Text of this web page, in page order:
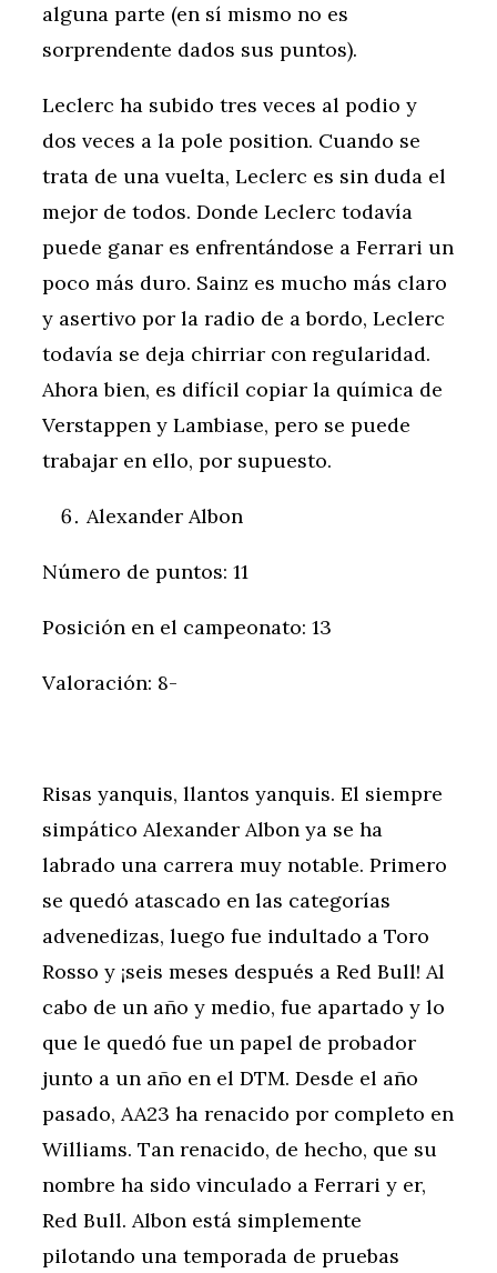
alguna parte (en sí mismo no es
sorprendente dados sus puntos).
Leclerc ha subido tres veces al podio y
dos veces a la pole position. Cuando se
trata de una vuelta, Leclerc es sin duda el
mejor de todos. Donde Leclerc todavía
puede ganar es enfrentándose a Ferrari un
poco más duro. Sainz es mucho más claro
y asertivo por la radio de a bordo, Leclerc
todavía se deja chirriar con regularidad.
Ahora bien, es difícil copiar la química de
Verstappen y Lambiase, pero se puede
trabajar en ello, por supuesto.
Alexander Albon
Número de puntos: 11
Posición en el campeonato: 13
Valoración: 8-
Risas yanquis, llantos yanquis. El siempre
simpático Alexander Albon ya se ha
labrado una carrera muy notable. Primero
se quedó atascado en las categorías
advenedizas, luego fue indultado a Toro
Rosso y ¡seis meses después a Red Bull! Al
cabo de un año y medio, fue apartado y lo
que le quedó fue un papel de probador
junto a un año en el DTM. Desde el año
pasado, AA23 ha renacido por completo en
Williams. Tan renacido, de hecho, que su
nombre ha sido vinculado a Ferrari y er,
Red Bull. Albon está simplemente
pilotando una temporada de pruebas